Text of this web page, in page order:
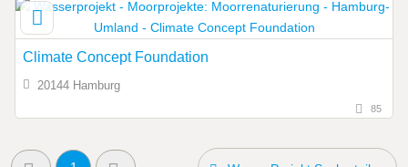
Climate Concept Foundation
20144 Hamburg
85